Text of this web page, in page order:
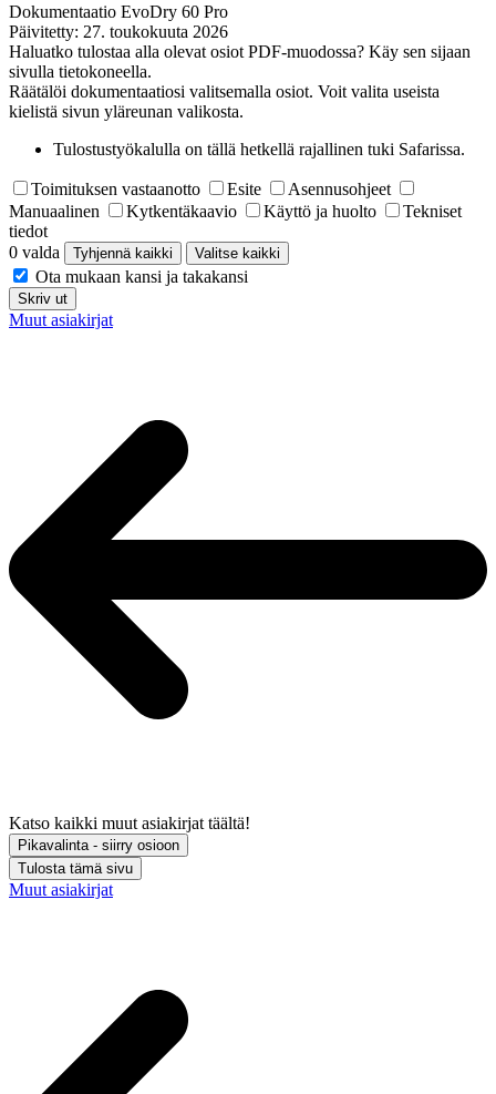
Dokumentaatio EvoDry 60 Pro
Päivitetty: 27. toukokuuta 2026
Haluatko tulostaa alla olevat osiot PDF-muodossa? Käy sen sijaan
sivulla tietokoneella.
Räätälöi dokumentaatiosi valitsemalla osiot. Voit valita useista
kielistä sivun yläreunan valikosta.
Tulostustyökalulla on tällä hetkellä rajallinen tuki Safarissa.
Toimituksen vastaanotto Esite
Asennusohjeet
Manuaalinen
Kytkentäkaavio Käyttö ja huolto
Tekniset
tiedot
0 valda
Tyhjennä kaikki Valitse kaikki
Ota mukaan kansi ja takakansi
Skriv ut
Muut asiakirjat
Katso kaikki muut asiakirjat täältä!
Pikavalinta - siirry osioon
Tulosta tämä sivu
Muut asiakirjat